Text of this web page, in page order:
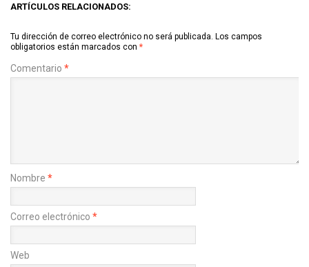
ARTÍCULOS RELACIONADOS:
Tu dirección de correo electrónico no será publicada. Los campos
obligatorios están marcados con *
Comentario *
Nombre *
Correo electrónico *
Web